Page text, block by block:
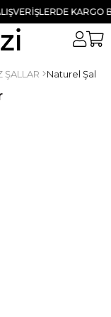
KARGO
ŞALLAR Naturel Şal